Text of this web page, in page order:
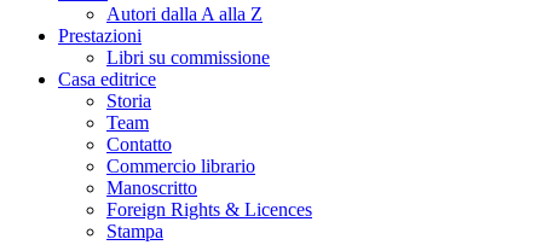
Autori dalla A alla Z
Prestazioni
Libri su commissione
Casa editrice
Storia
Team
Contatto
Commercio librario
Manoscritto
Foreign Rights & Licences
Stampa